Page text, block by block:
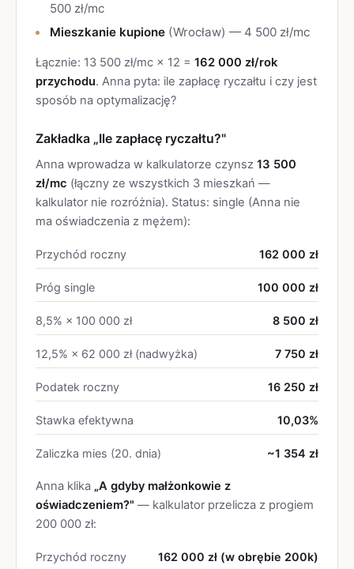
500 zł/mc
Mieszkanie kupione (Wrocław) — 4 500 zł/mc
Łącznie: 13 500 zł/mc × 12 = 162 000 zł/rok
przychodu. Anna pyta: ile zapłacę ryczałtu i czy jest
sposób na optymalizację?
Zakładka „Ile zapłacę ryczałtu?"
Anna wprowadza w kalkulatorze czynsz 13 500
zł/mc (łączny ze wszystkich 3 mieszkań —
kalkulator nie rozróżnia). Status: single (Anna nie
ma oświadczenia z mężem):
Przychód roczny 162 000 zł
Próg single 100 000 zł
8,5% × 100 000 zł 8 500 zł
12,5% × 62 000 zł (nadwyżka) 7 750 zł
Podatek roczny 16 250 zł
Stawka efektywna 10,03%
Zaliczka mies (20. dnia) ~1 354 zł
Anna klika „A gdyby małżonkowie z
oświadczeniem?" — kalkulator przelicza z progiem
200 000 zł:
Przychód roczny 162 000 zł (w obrębie 200k)